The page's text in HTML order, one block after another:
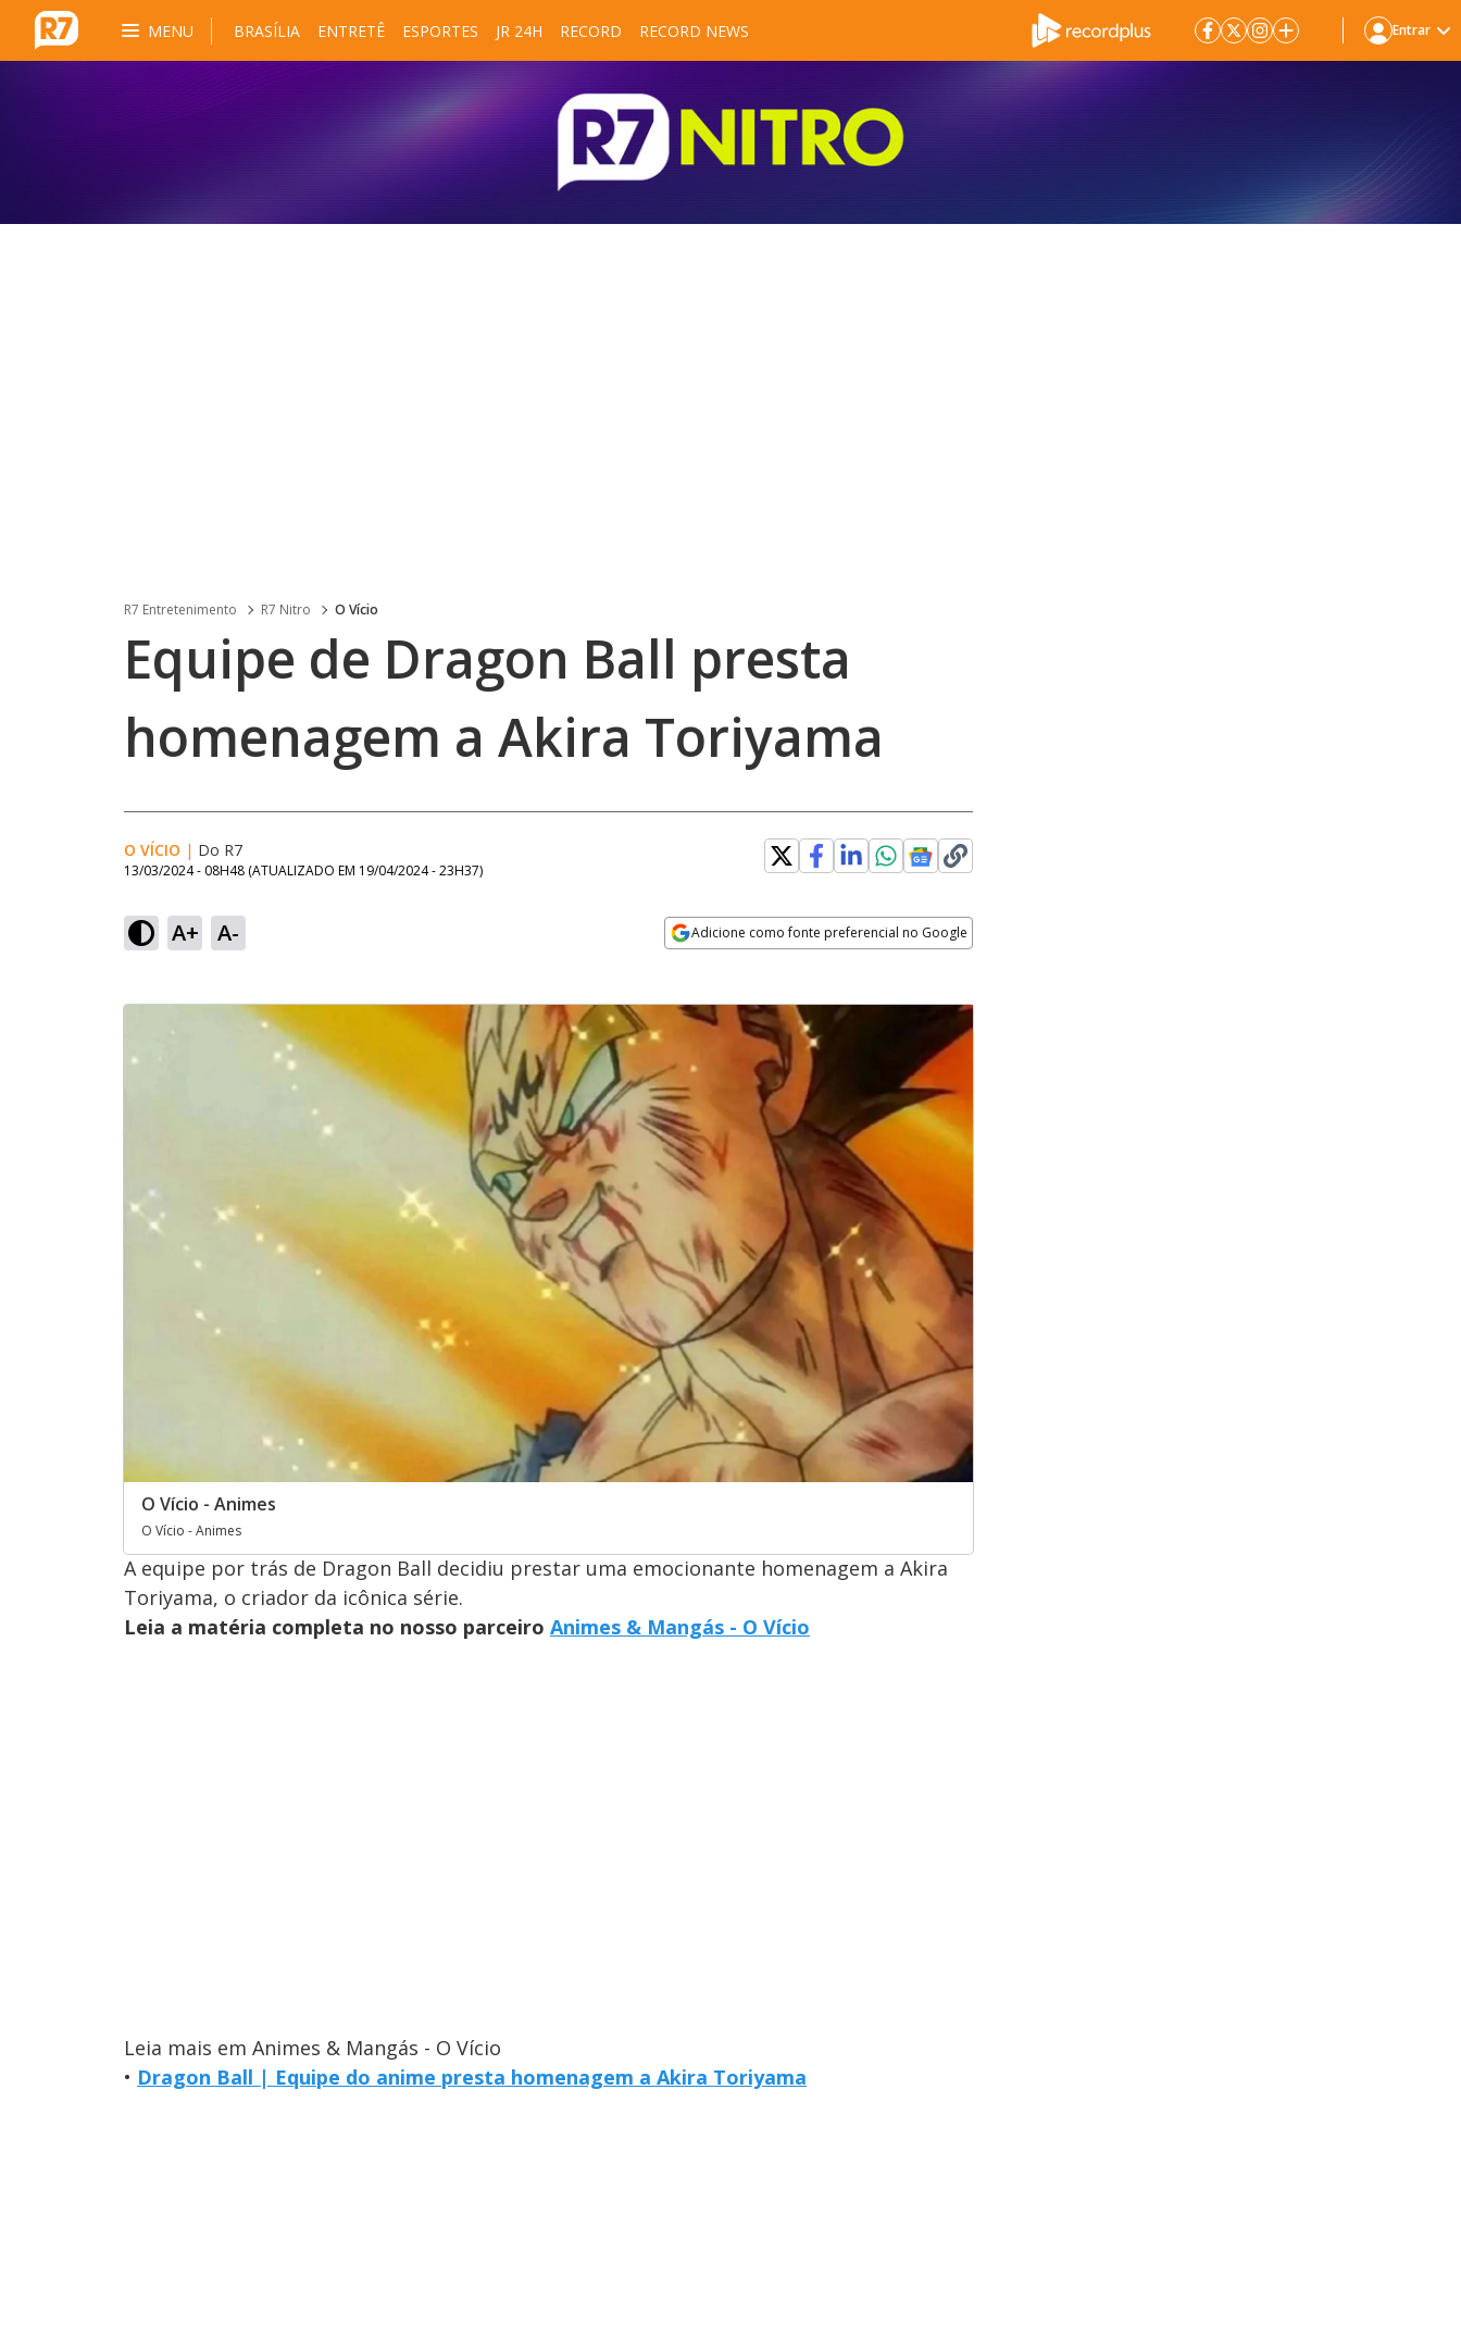
MENU BRASÍLIA ENTRETÊ ESPORTES JR 24H RECORD RECORD NEWS Entrar
R7 Entretenimento R7 Nitro O Vício
Equipe de Dragon Ball presta
homenagem a Akira Toriyama
O VÍCIO | Do R7
13/03/2024 - 08H48 (ATUALIZADO EM 19/04/2024 - 23H37)
A+ A- Adicione como fonte preferencial no Google
O Vício - Animes
O Vício - Animes
A equipe por trás de Dragon Ball decidiu prestar uma emocionante homenagem a Akira
Toriyama, o criador da icônica série.
Leia a matéria completa no nosso parceiro Animes & Mangás - O Vício
Leia mais em Animes & Mangás - O Vício
• Dragon Ball | Equipe do anime presta homenagem a Akira Toriyama